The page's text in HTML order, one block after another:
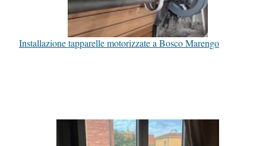
Installazione tapparelle motorizzate a Bosco Marengo